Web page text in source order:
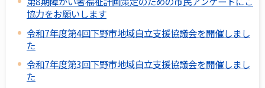
協力をお願いします
令和7年度第4回下野市地域自立支援協議会を開催しまし
た
令和7年度第3回下野市地域自立支援協議会を開催しまし
た